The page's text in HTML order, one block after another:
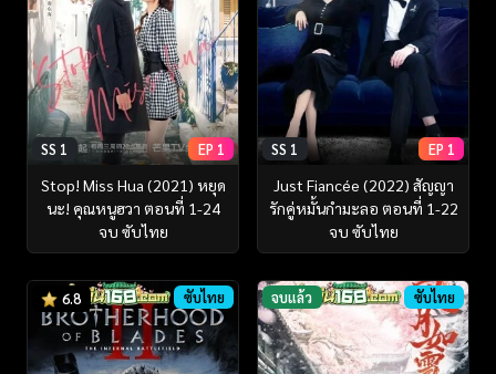
SS 1 EP 1
Stop! Miss Hua (2021) หยุด
นะ! คุณหนูฮวา ตอนที่ 1-24
จบ ซับไทย
SS 1 EP 1
Just Fiancée (2022) สัญญา
รักคู่หมั้นกำมะลอ ตอนที่ 1-22
จบ ซับไทย
6.8 ซับไทย จบแล้ว ซับไทย